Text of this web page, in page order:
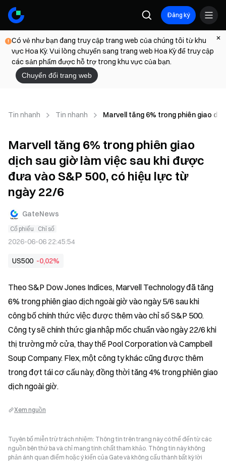
Đăng ký
Có vẻ như bạn đang truy cập trang web của chúng tôi từ khu
vực Hoa Kỳ. Vui lòng chuyển sang trang web Hoa Kỳ để truy cập
các sản phẩm được hỗ trợ trong khu vực của bạn.
Chuyển đổi trang web
Tin nhanh Tin nhanh Marvell tăng 6% trong phiên giao
Marvell tăng 6% trong phiên giao
dịch sau giờ làm việc sau khi được
đưa vào S&P 500, có hiệu lực từ
ngày 22/6
GateNews
Cổ phiếu Chỉ số
2026-06-06 22:45:54
US500 -0,02%
Theo S&P Dow Jones Indices, Marvell Technology đã tăng
6% trong phiên giao dịch ngoài giờ vào ngày 5/6 sau khi
công bố chính thức việc được thêm vào chỉ số S&P 500.
Công ty sẽ chính thức gia nhập mốc chuẩn vào ngày 22/6 khi
thị trường mở cửa, thay thế Pool Corporation và Campbell
Soup Company. Flex, một công ty khác cũng được thêm
trong đợt tái cơ cấu này, đồng thời tăng 4% trong phiên giao
dịch ngoài giờ.
Xem nguồn
Tuyên bố miễn trừ trách nhiệm: Thông tin trên trang này có thể đến từ các
nguồn bên thứ ba và chỉ mang tính chất tham khảo. Thông tin này không
phản ánh quan điểm hoặc ý kiến của Gate và không cấu thành bất kỳ lời